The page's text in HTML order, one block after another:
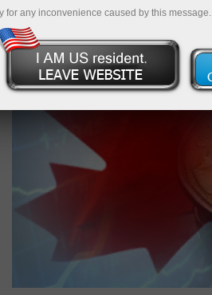
for any inconvenience caused by this message.